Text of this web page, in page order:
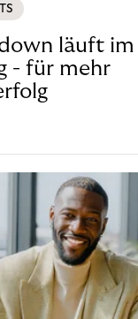
läuft im
- für mehr